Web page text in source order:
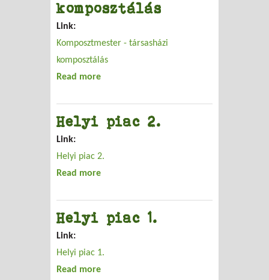
komposztálás
Link:
Komposztmester - társasházi
komposztálás
Read more
Helyi piac 2.
Link:
Helyi piac 2.
Read more
Helyi piac 1.
Link:
Helyi piac 1.
Read more